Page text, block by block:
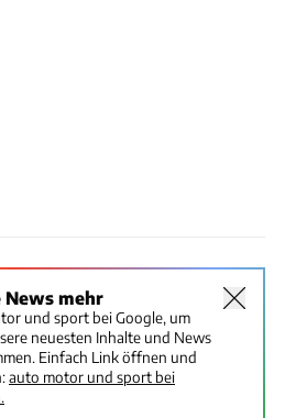
News mehr
und sport bei Google, um
neuesten Inhalte und News
Einfach Link öffnen und
auto motor und sport bei